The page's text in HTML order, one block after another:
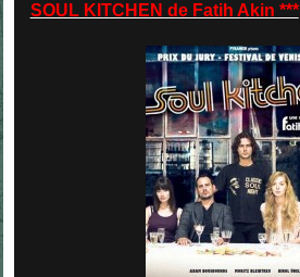
SOUL KITCHEN de Fatih Akin ***